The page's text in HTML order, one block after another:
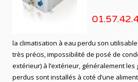
la climatisation à eau perdu son
très précis, impossibilité de posé de
extérieur) à l’extérieur, généralement
perdus sont installés à coté d’une